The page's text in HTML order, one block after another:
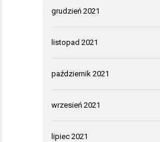
grudzień 2021
listopad 2021
październik 2021
wrzesień 2021
lipiec 2021